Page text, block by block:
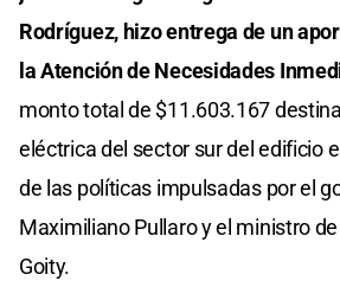
Rodríguez, hizo entrega de un
la Atención de Necesidades
monto total de $11.603.167
eléctrica del sector sur del edificio
de las políticas impulsadas por el
Maximiliano Pullaro y el ministro
Goity.